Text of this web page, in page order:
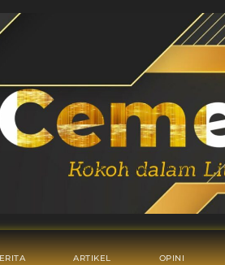
ARTIKEL OPINI